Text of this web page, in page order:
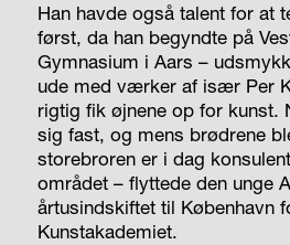
Han havde også talent for at
først, da han begyndte på
Gymnasium i Aars –
ude med værker af især Per
rigtig fik øjnene op for kunst.
sig fast, og mens brødrene
storebroren er i dag
området – flyttede den unge
årtusindskiftet til København
Kunstakademiet.